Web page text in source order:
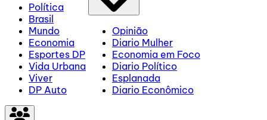
Política
Brasil
Mundo
Economia
Esportes DP
Vida Urbana
Viver
DP Auto
Opinião
Diario Mulher
Economia em Foco
Diario Político
Esplanada
Diario Econômico